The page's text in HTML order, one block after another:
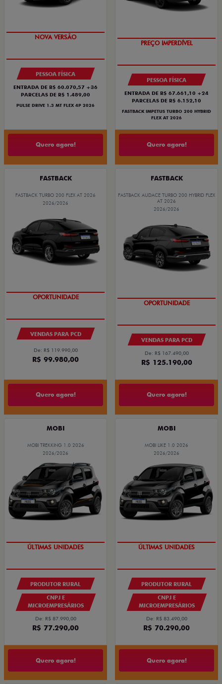
PREÇO IMPERDÍVEL
PESSOA FÍSICA
ENTRADA DE R$ 60.070,57 +36
PARCELAS DE R$ 1.489,00
PULSE DRIVE 1.3 MT FLEX 4P 2026
Quero agora!
OPORTUNIDADE
PESSOA FÍSICA
ENTRADA DE R$ 67.661,10 +24
PARCELAS DE R$ 6.152,10
FASTBACK IMPETUS TURBO 200 HYBRID
FLEX AT 2026
Quero agora!
FASTBACK
FASTBACK TURBO 200 FLEX AT 2026
2026/2026
OPORTUNIDADE
VENDAS PARA PCD
De: R$ 119.990,00
R$ 99.980,00
Quero agora!
FASTBACK
FASTBACK AUDACE TURBO 200 HYBRID FLEX
AT 2026
2026/2026
OPORTUNIDADE
VENDAS PARA PCD
De: R$ 167.490,00
R$ 125.190,00
Quero agora!
MOBI
MOBI TREKKING 1.0 2026
2026/2026
GRANDE CHANCE FIAT
PRODUTOR RURAL
CNPJ E
MICROEMPRESÁRIOS
De: R$ 87.990,00
R$ 77.290,00
Quero agora!
MOBI
MOBI LIKE 1.0 2026
2026/2026
GRANDE CHANCE FIAT
PRODUTOR RURAL
CNPJ E
MICROEMPRESÁRIOS
De: R$ 83.490,00
R$ 70.290,00
Quero agora!